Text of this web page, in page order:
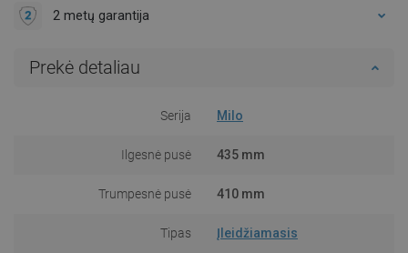
2 metų garantija
Prekė detaliau
Serija Milo
Ilgesnė pusė 435 mm
Trumpesnė pusė 410 mm
Tipas Įleidžiamasis